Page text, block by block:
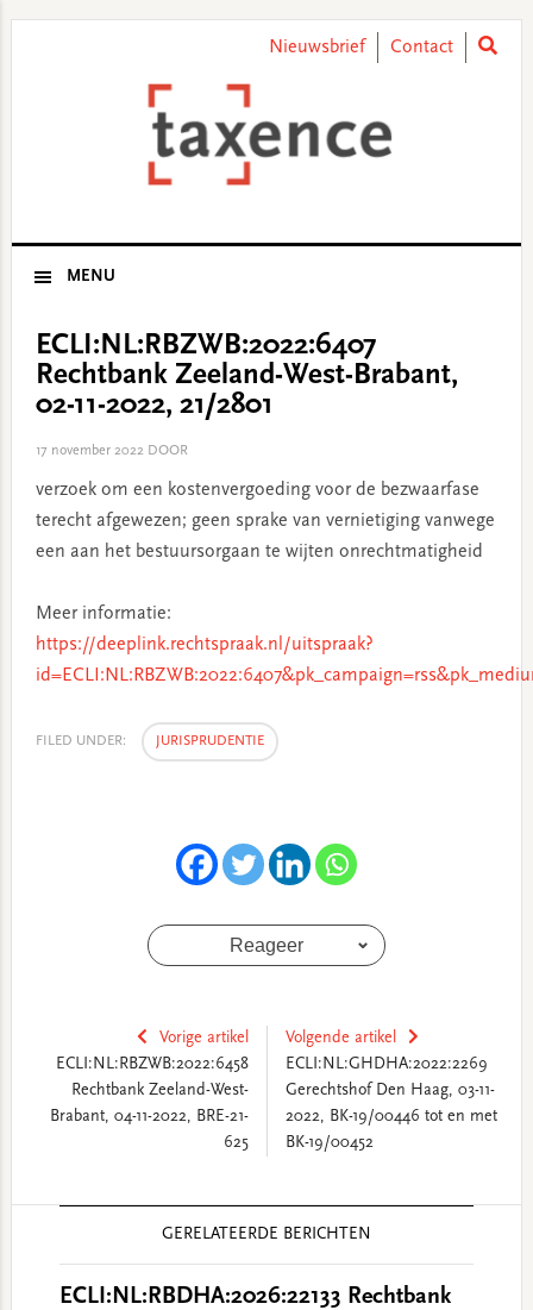
Nieuwsbrief Contact
MENU
ECLI:NL:RBZWB:2022:6407
Rechtbank Zeeland-West-Brabant,
02-11-2022, 21/2801
17 november 2022DOOR
verzoek om een kostenvergoeding voor de bezwaarfase
terecht afgewezen; geen sprake van vernietiging vanwege
een aan het bestuursorgaan te wijten onrechtmatigheid
Meer informatie:
https://deeplink.rechtspraak.nl/uitspraak?
FILED UNDER: JURISPRUDENTIE
Reageer
Vorige artikel
ECLI:NL:RBZWB:2022:6458
Rechtbank Zeeland-West-
Brabant, 04-11-2022, BRE-21-
625
Volgende artikel
ECLI:NL:GHDHA:2022:2269
Gerechtshof Den Haag, 03-11-
2022, BK-19/00446 tot en met
BK-19/00452
GERELATEERDE BERICHTEN
ECLI:NL:RBDHA:2026:22133 Rechtbank